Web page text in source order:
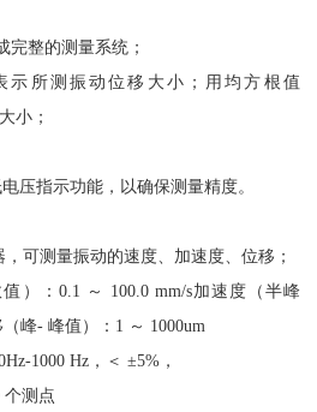
完整的测量系统；
示所测振动位移大小；用均方根值
小；
压指示功能，以确保测量精度。
可测量振动的速度、加速度、位移；
）：0.1 ～ 100.0 mm/s加速度（半峰
峰- 峰值）：1 ～ 1000um
1000 Hz，＜ ±5%，
个测点